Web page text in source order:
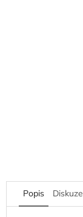
Popis Diskuze